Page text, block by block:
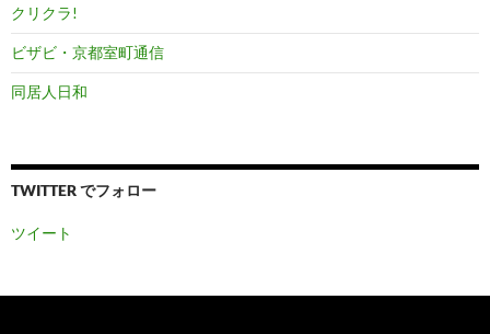
クリクラ!
ビザビ・京都室町通信
同居人日和
TWITTER でフォロー
ツイート